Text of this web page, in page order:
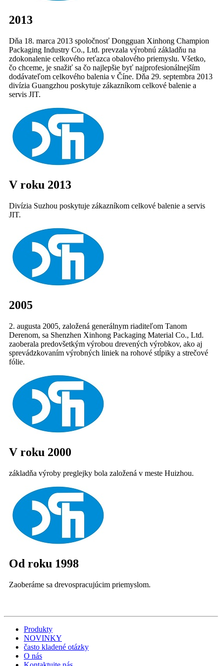
2013
Dňa 18. marca 2013 spoločnosť Dongguan Xinhong Champion
Packaging Industry Co., Ltd. prevzala výrobnú základňu na
zdokonalenie celkového reťazca obalového priemyslu. Všetko,
čo chceme, je snažiť sa čo najlepšie byť najprofesionálnejším
dodávateľom celkového balenia v Číne. Dňa 29. septembra 2013
divízia Guangzhou poskytuje zákazníkom celkové balenie a
servis JIT.
V roku 2013
Divízia Suzhou poskytuje zákazníkom celkové balenie a servis
JIT.
2005
2. augusta 2005, založená generálnym riaditeľom Tanom
Derenom, sa Shenzhen Xinhong Packaging Material Co., Ltd.
zaoberala predovšetkým výrobou drevených výrobkov, ako aj
sprevádzkovaním výrobných liniek na rohové stĺpiky a strečové
fólie.
V roku 2000
základňa výroby preglejky bola založená v meste Huizhou.
Od roku 1998
Zaoberáme sa drevospracujúcim priemyslom.
Produkty
NOVINKY
často kladené otázky
O nás